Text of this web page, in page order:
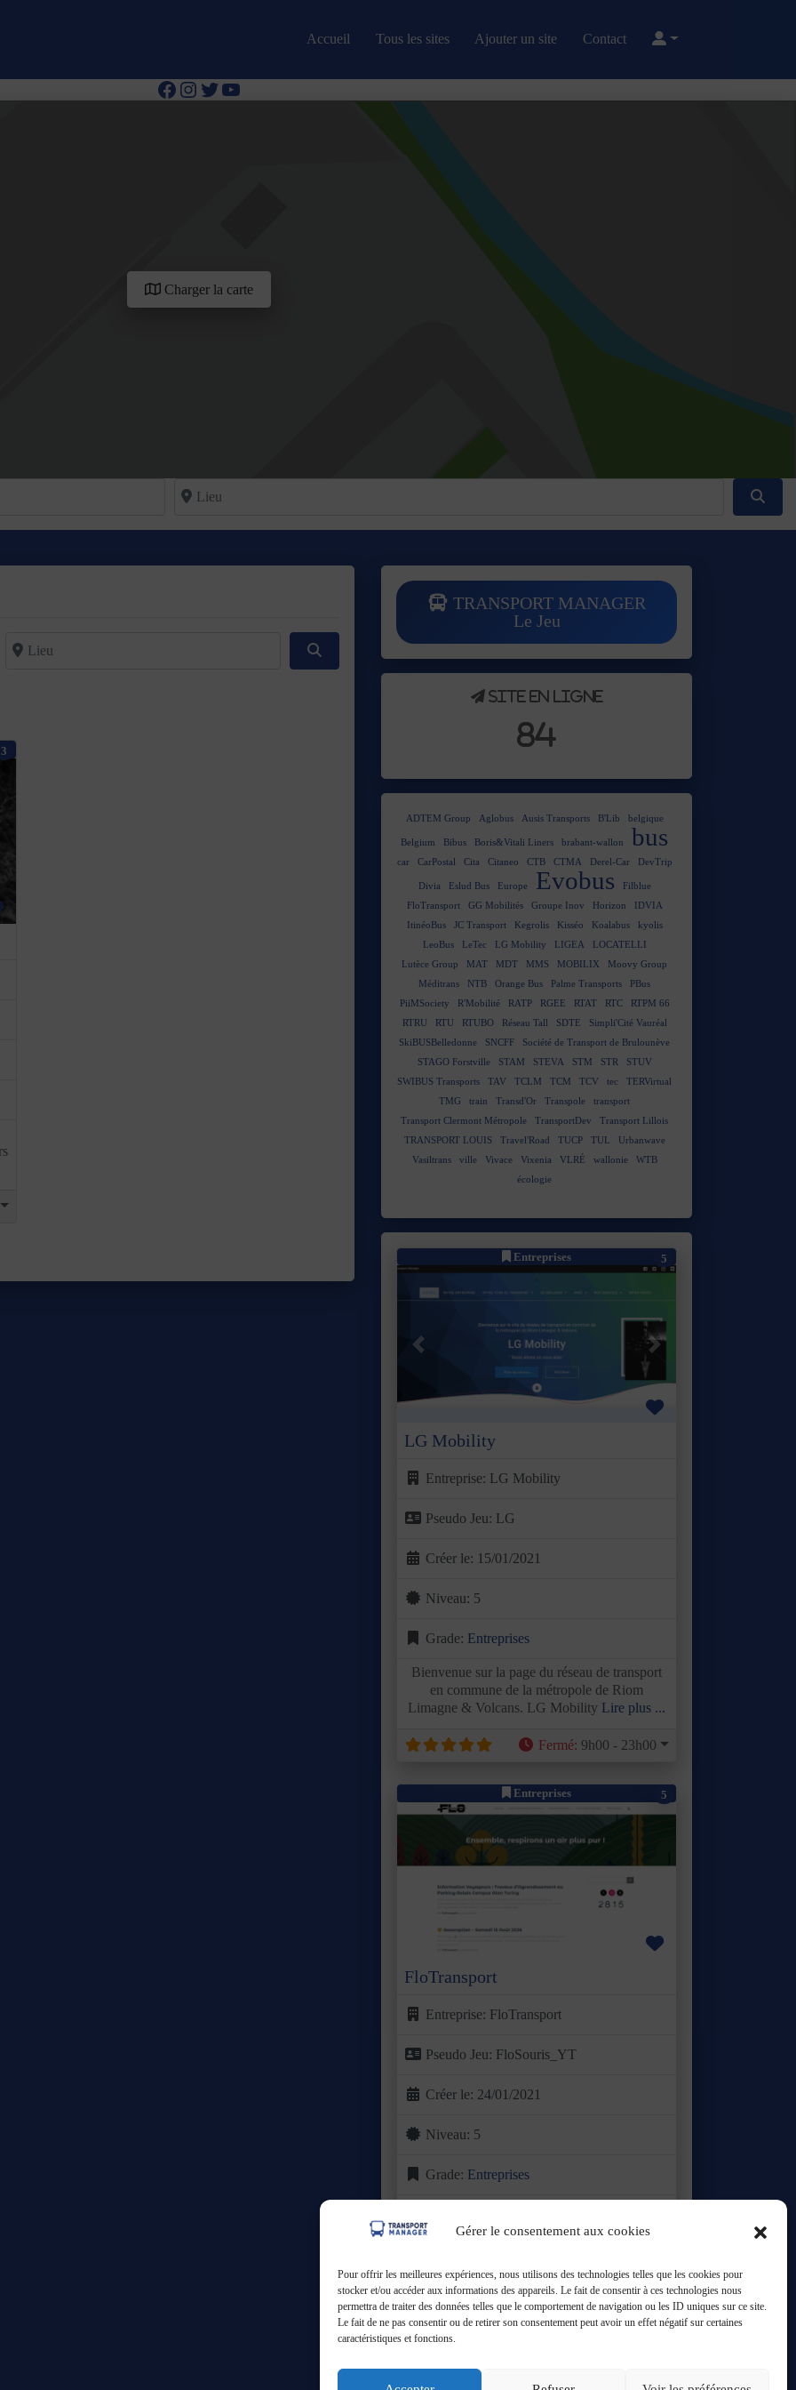
Gérer le consentement aux cookies
Pour offrir les meilleures expériences, nous utilisons des technologies telles que les cookies pour
stocker et/ou accéder aux informations des appareils. Le fait de consentir à ces technologies nous
permettra de traiter des données telles que le comportement de navigation ou les ID uniques sur ce site.
Le fait de ne pas consentir ou de retirer son consentement peut avoir un effet négatif sur certaines
caractéristiques et fonctions.
Accueil Tous les sites Ajouter un site Contact
Facebook
Instagram
Twitter
YouTube
Charger la carte
Lieu
Lieu
3
Favori
TRANSPORT MANAGER
Le Jeu
Site en ligne
84
ADTEM Group Aglobus Ausis Transports B'Lib belgique
Belgium Bibus Boris&Vitali Liners brabant-wallon bus
car CarPostal Cita Citaneo CTB CTMA Derel-Car DevTrip
Divia Eslud Bus Europe Evobus
Filblue
FloTransport
GG Mobilités Groupe Inov Horizon
IDVIA
ItinéoBus
JC Transport Kegrolis Kisséo Koalabus
kyolis
LeoBus
LeTec LG Mobility LIGEA
LOCATELLI
Lutèce Group
MAT MDT MMS MOBILIX
Moovy Group
Méditrans
NTB Orange Bus Palme Transports
PBus
PiiMSociety
R'Mobilité RATP RGEE RTAT RTC
RTPM 66
RTRU
RTU RTUBO Réseau Tall SDTE
Simpli'Cité Vauréal
SkiBUSBelledonne
SNCFF
Société de Transport de Brulounève
STAGO Forstville
STAM STEVA STM STR
STUV
SWIBUS Transports
TAV TCLM TCM TCV tec
TERVirtual
TMG
train Transd'Or Transpole
transport
Transport Clermont Métropole
TransportDev
Transport Lillois
TRANSPORT LOUIS
Travel'Road TUCP TUL
Urbanwave
Vasiltrans
ville Vivace Vixenia VLRÉ wallonie
WTB
écologie
Entreprises 5
Favori
Précédent Suivant
LG Mobility
Entreprise: LG Mobility
Pseudo Jeu: LG
Créer le: 15/01/2021
Niveau: 5
Grade: Entreprises
Bienvenue sur la page du réseau de transport
en commune de la métropole de Riom
Limagne & Volcans. LG Mobility Lire plus ...
Fermé: 9h00 - 23h00
Entreprises 5
Favori
Précédent
FloTransport
Entreprise: FloTransport
Pseudo Jeu: FloSouris_YT
Créer le: 24/01/2021
Niveau: 5
Grade: Entreprises
le jour en 2021 avec une ambition claire :
Ouvert:24h/24